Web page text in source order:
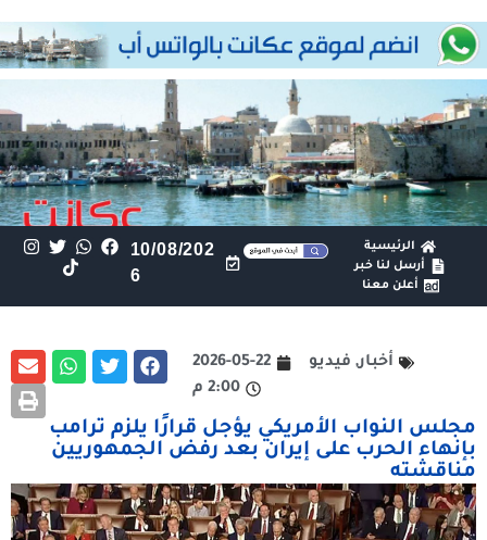
الرئيسية
أرسل لنا خبر
أعلن معنا
10/08/202
6
أخبار, فيديو
2026-05-22
2:00 م
مجلس النواب الأمريكي يؤجل قرارًا يلزم ترامب
بإنهاء الحرب على إيران بعد رفض الجمهوريين
مناقشته